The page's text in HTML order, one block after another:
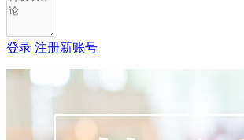
登录 注册新账号